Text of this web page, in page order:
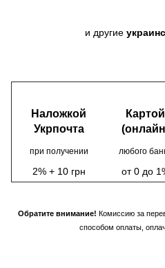
и другие
Наложкой
Укрпочта
Картой
при получении любого
2% + 10 грн от 0 до
Обратите внимание! Комиссию за
способом оплаты,